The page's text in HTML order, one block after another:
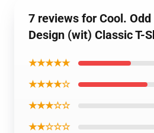
7 reviews for Cool.
Design (wit) Classic T-
★★★★★
★★★★☆
★★★☆☆
★★☆☆☆